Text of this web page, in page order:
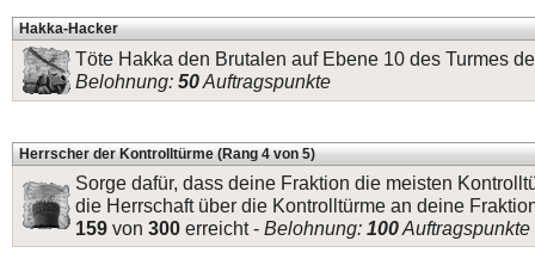
Hakka-Hacker
Töte Hakka den Brutalen auf Ebene 10 des Turmes
Belohnung: 50Auftragspunkte
Herrscher der Kontrolltürme (Rang 4 von 5)
Sorge dafür, dass deine Fraktion die meisten
die Herrschaft über die Kontrolltürme an deine
159 von 300 erreicht - Belohnung: 100Auftragspunkte